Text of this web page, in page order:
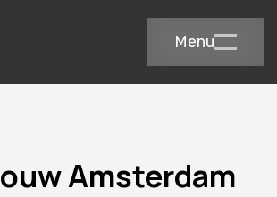
Menu
Amsterdam